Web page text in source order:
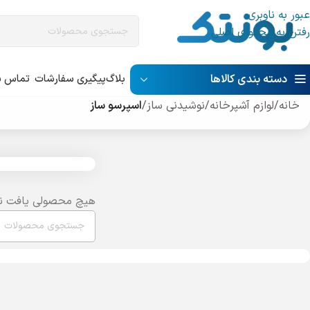
عبور به ناوبری
رفتن به محتوای اصلی
دسته بندی کالاها بلاگپیگیری سفارشات تماس
خانه/لوازم آشپرخانه/نوشیدنی ساز/اسپرسو ساز
هیچ محصولی یافت